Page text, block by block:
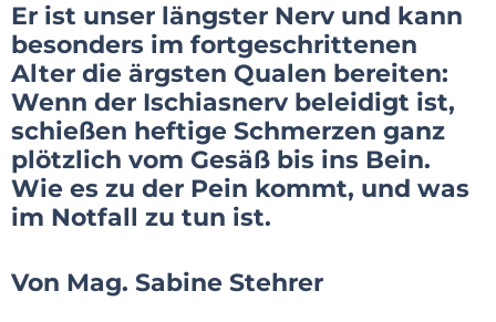
Er ist unser längster Nerv und kann
besonders im fortgeschrittenen
Alter die ärgsten Qualen bereiten:
Wenn der Ischiasnerv beleidigt ist,
schießen heftige Schmerzen ganz
plötzlich vom Gesäß bis ins Bein.
Wie es zu der Pein kommt, und was
im Notfall zu tun ist.
Von Mag. Sabine Stehrer